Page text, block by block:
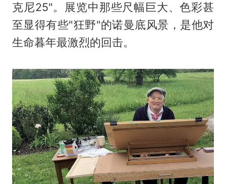
克尼25"。展览中那些尺幅巨大、色彩甚
至显得有些"狂野"的诺曼底风景，是他对
生命暮年最激烈的回击。